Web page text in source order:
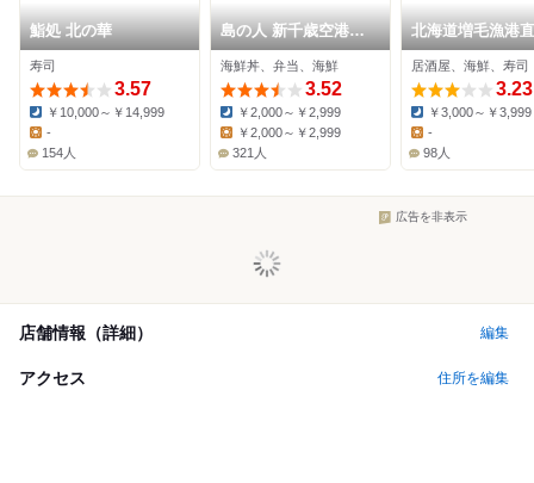
鮨処 北の華
寿司
3.57
Dinner:
￥10,000～￥14,999
-
154人
島の人 新千歳空港ゲ
ートラウンジ店
海鮮丼、弁当、海鮮
3.52
Dinner:
￥2,000～￥2,999
￥2,000～￥2,999
321人
北海道増毛漁港
遠藤水産 千歳千
町店
居酒屋、海鮮、寿司
3.23
Dinner:
￥3,000～￥3,999
Lunch:
-
98人
広告を非表示
店舗情報（詳細） 編集
アクセス 住所を編集